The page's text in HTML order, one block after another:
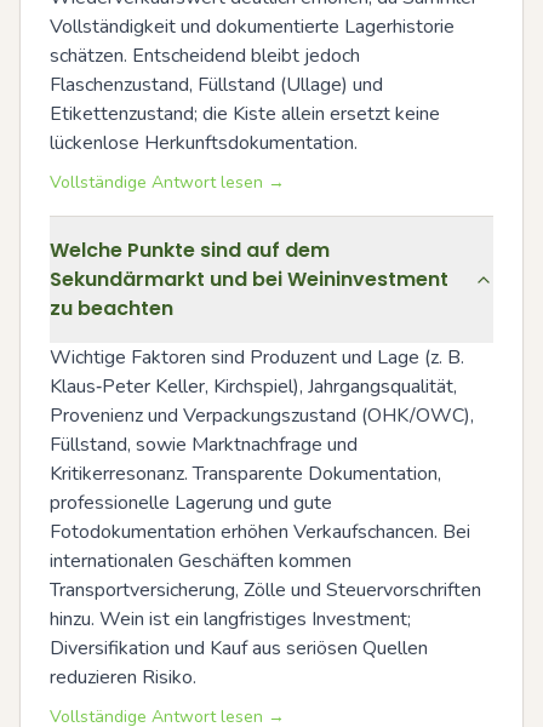
Vollständigkeit und dokumentierte Lagerhistorie
schätzen. Entscheidend bleibt jedoch
Flaschenzustand, Füllstand (Ullage) und
Etikettenzustand; die Kiste allein ersetzt keine
lückenlose Herkunftsdokumentation.
Vollständige Antwort lesen →
Welche Punkte sind auf dem
Sekundärmarkt und bei Weininvestment
zu beachten
Wichtige Faktoren sind Produzent und Lage (z. B.
Klaus‑Peter Keller, Kirchspiel), Jahrgangsqualität,
Provenienz und Verpackungszustand (OHK/OWC),
Füllstand, sowie Marktnachfrage und
Kritikerresonanz. Transparente Dokumentation,
professionelle Lagerung und gute
Fotodokumentation erhöhen Verkaufschancen. Bei
internationalen Geschäften kommen
Transportversicherung, Zölle und Steuervorschriften
hinzu. Wein ist ein langfristiges Investment;
Diversifikation und Kauf aus seriösen Quellen
reduzieren Risiko.
Vollständige Antwort lesen →